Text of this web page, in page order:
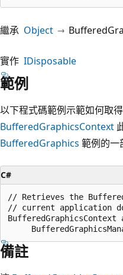
繼承 Object
實作 IDisposable
範例
以下程式碼範例示範如何取
BufferedGraphicsContext
BufferedGraphics 範例的一
C#
// Retrieves the
// current application
BufferedGraphicsContext
備註